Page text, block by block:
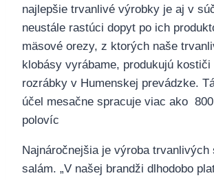
najlepšie trvanlivé výrobky je aj v
neustále rastúci dopyt po ich
mäsové orezy, z ktorých naše
klobásy vyrábame, produkujú
rozrábky v Humenskej prevádzke.
účel mesačne spracuje viac ako
polovíc
Najnáročnejšia je výroba trvanlivých
salám. „V našej brandži dlhodobo